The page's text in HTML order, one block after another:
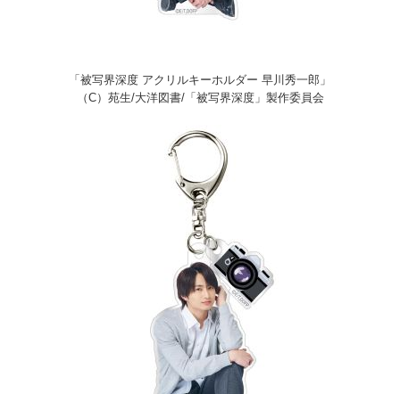
「被写界深度 アクリルキーホルダー 早川秀一郎」
（C）苑生/大洋図書/「被写界深度」製作委員会